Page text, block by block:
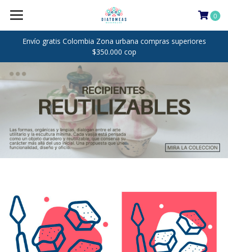
Envío gratis Colombia Zona urbana compras superiores
$350.000 cop
Diatomeas
Acuarelas
0